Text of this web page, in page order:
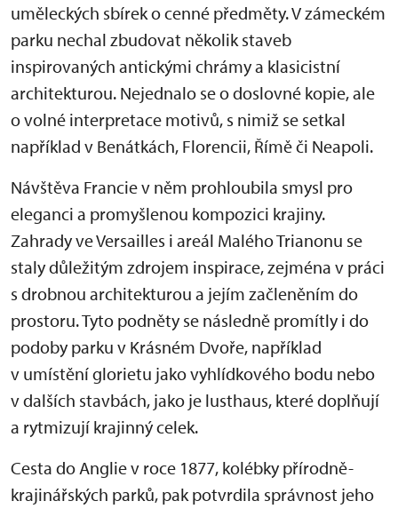
uměleckých sbírek o cenné předměty. V zámeckém
parku nechal zbudovat několik staveb
inspirovaných antickými chrámy a klasicistní
architekturou. Nejednalo se o doslovné kopie, ale
o volné interpretace motivů, s nimiž se setkal
například v Benátkách, Florencii, Římě či Neapoli.
Návštěva Francie v něm prohloubila smysl pro
eleganci a promyšlenou kompozici krajiny.
Zahrady ve Versailles i areál Malého Trianonu se
staly důležitým zdrojem inspirace, zejména v práci
s drobnou architekturou a jejím začleněním do
prostoru. Tyto podněty se následně promítly i do
podoby parku v Krásném Dvoře, například
v umístění glorietu jako vyhlídkového bodu nebo
v dalších stavbách, jako je lusthaus, které doplňují
a rytmizují krajinný celek.
Cesta do Anglie v roce 1877, kolébky přírodně-
krajinářských parků, pak potvrdila správnost jeho